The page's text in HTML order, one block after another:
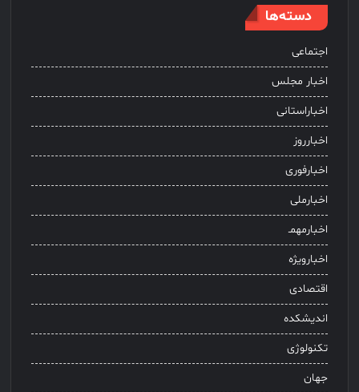
دسته‌ها
اجتماعی
اخبار مجلس
اخباراستانی
اخبارروز
اخبارفوری
اخبارملی
اخبارمهمـ
اخبارویژه
اقتصادی
اندیشکده
تکنولوژی
جهان